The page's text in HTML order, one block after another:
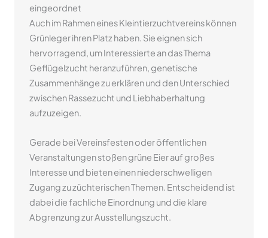
eingeordnet
Auch im Rahmen eines Kleintierzuchtvereins können
Grünleger ihren Platz haben. Sie eignen sich
hervorragend, um Interessierte an das Thema
Geflügelzucht heranzuführen, genetische
Zusammenhänge zu erklären und den Unterschied
zwischen Rassezucht und Liebhaberhaltung
aufzuzeigen.
Gerade bei Vereinsfesten oder öffentlichen
Veranstaltungen stoßen grüne Eier auf großes
Interesse und bieten einen niederschwelligen
Zugang zu züchterischen Themen. Entscheidend ist
dabei die fachliche Einordnung und die klare
Abgrenzung zur Ausstellungszucht.